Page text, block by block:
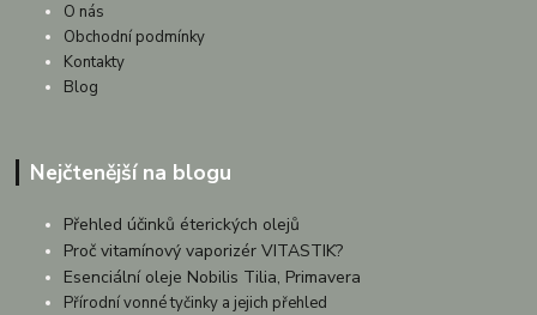
O nás
Obchodní podmínky
Kontakty
Blog
Nejčtenější na blogu
Přehled účinků éterických olejů
Proč vitamínový vaporizér VITASTIK?
Esenciální oleje Nobilis Tilia, Primavera
Přírodní vonné tyčinky a jejich přehled